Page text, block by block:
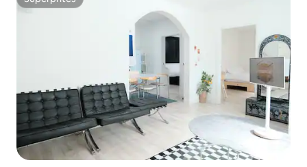
Superpritës